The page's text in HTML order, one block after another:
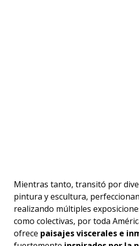
Mientras tanto, transitó por
pintura y escultura,
realizando múltiples
como colectivas, por toda
ofrece paisajes viscerales e